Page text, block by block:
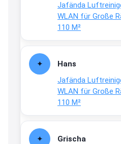
Jafända
WLAN für Große
110 M²
Hans
Jafända
WLAN für Große
110 M²
Grischa
Joachim
Ab diesem
Fielmann-
www.fielmann-
group.com/
13:44